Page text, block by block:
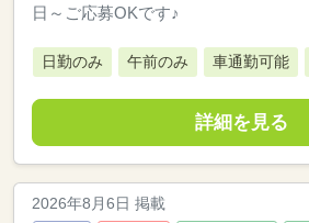
日～ご応募OKです♪
日勤のみ 午前のみ 車通勤可能
詳細を見る
2026年8月6日 掲載